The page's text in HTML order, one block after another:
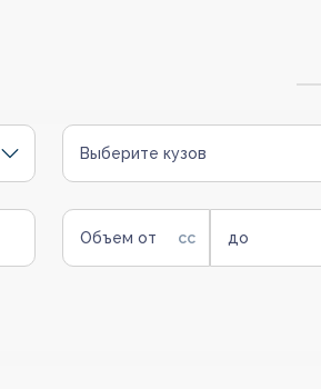
Выберите кузов
Объем от до